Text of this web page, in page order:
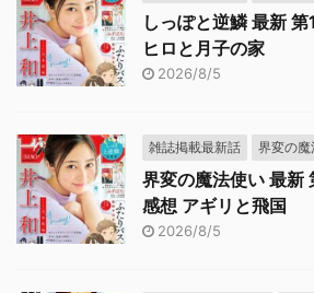
しっぽと逆鱗 最新
ヒロと月子の家
2026/8/5
雑誌掲載最新話 界変の魔
界変の魔法使い 最新
感想 アギリと飛国
2026/8/5